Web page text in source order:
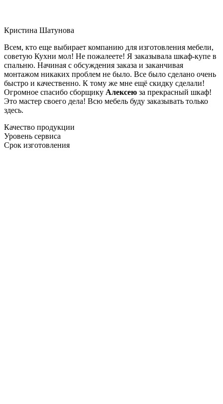
Кристина Шатунова
Всем, кто еще выбирает компанию для изготовления мебели,
советую Кухни мол! Не пожалеете! Я заказывала шкаф-купе в
спальню. Начиная с обсуждения заказа и заканчивая
монтажом никаких проблем не было. Все было сделано очень
быстро и качественно. К тому же мне ещё скидку сделали!
Огромное спасибо сборщику Алексею за прекрасный шкаф!
Это мастер своего дела! Всю мебель буду заказывать только
здесь.
Качество продукции
Уровень сервиса
Срок изготовления